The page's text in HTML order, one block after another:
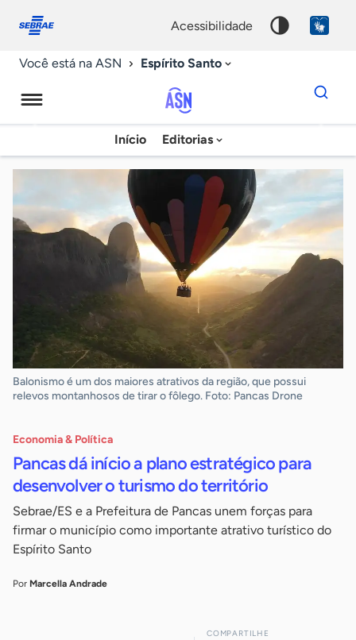
conosco
acessibilidade
Você está na ASN Espírito Santo
Agência
Sebrae
de
Notícias
Início Editorias
Dados
para
chave
Balonismo é um dos maiores atrativos da região, que possui
relevos montanhosos de tirar o fôlego. Foto: Pancas Drone
Economia & Política
Pancas dá início a plano estratégico para
desenvolver o turismo do território
Sebrae/ES e a Prefeitura de Pancas unem forças para
firmar o município como importante atrativo turístico do
Espírito Santo
Por Marcella Andrade
COMPARTILHE